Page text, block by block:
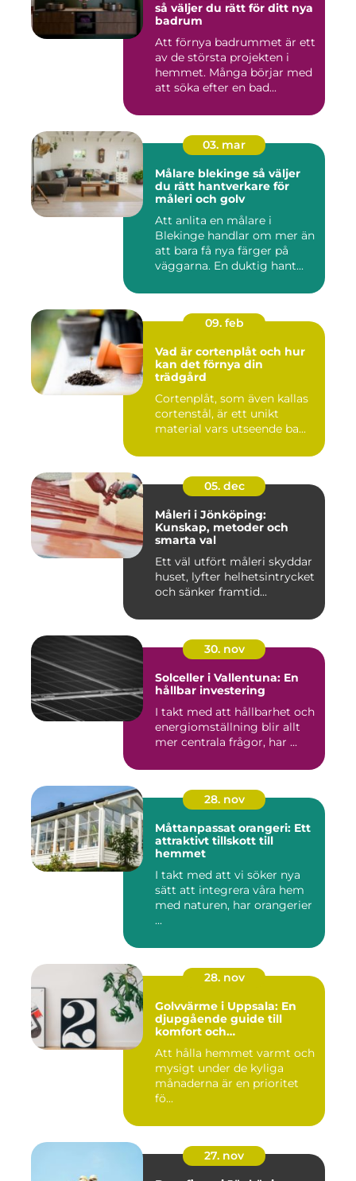
så väljer du rätt för ditt nya
badrum
Att förnya badrummet är ett
av de största projekten i
hemmet. Många börjar med
att söka efter en bad...
03. mar
Målare blekinge så väljer
du rätt hantverkare för
måleri och golv
Att anlita en målare i
Blekinge handlar om mer än
att bara få nya färger på
väggarna. En duktig hant...
09. feb
Vad är cortenplåt och hur
kan det förnya din
trädgård
Cortenplåt, som även kallas
cortenstål, är ett unikt
material vars utseende ba...
05. dec
Måleri i Jönköping:
Kunskap, metoder och
smarta val
Ett väl utfört måleri skyddar
huset, lyfter helhetsintrycket
och sänker framtid...
30. nov
Solceller i Vallentuna: En
hållbar investering
I takt med att hållbarhet och
energiomställning blir allt
mer centrala frågor, har ...
28. nov
Måttanpassat orangeri: Ett
attraktivt tillskott till
hemmet
I takt med att vi söker nya
sätt att integrera våra hem
med naturen, har orangerier
...
28. nov
Golvvärme i Uppsala: En
djupgående guide till
komfort och
Att hålla hemmet varmt och
mysigt under de kyliga
månaderna är en prioritet
fö...
27. nov